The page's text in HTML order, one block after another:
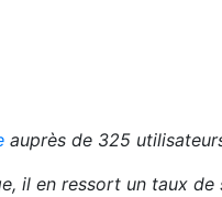
auprès de 325
il en ressort un taux